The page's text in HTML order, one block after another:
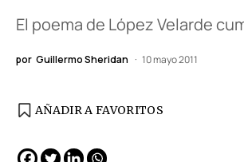
El poema de López Velarde
por Guillermo Sheridan 10 mayo 2011
AÑADIR A FAVORITOS